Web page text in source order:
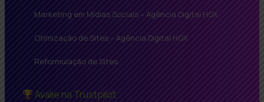
Marketing em Mídias Sociais – Agência Digital HGX
Otimização de Sites – Agência Digital HGX
Reformulação de Sites
Avalie na Trustpilot